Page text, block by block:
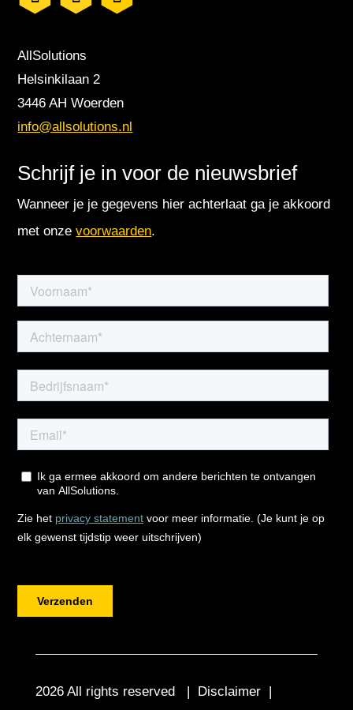
AllSolutions
Helsinkilaan 2
3446 AH Woerden
info@allsolutions.nl
Schrijf je in voor de nieuwsbrief
Wanneer je je gegevens hier achterlaat ga je akkoord
met onzevoorwaarden.
2026 All rights reserved | Disclaimer |